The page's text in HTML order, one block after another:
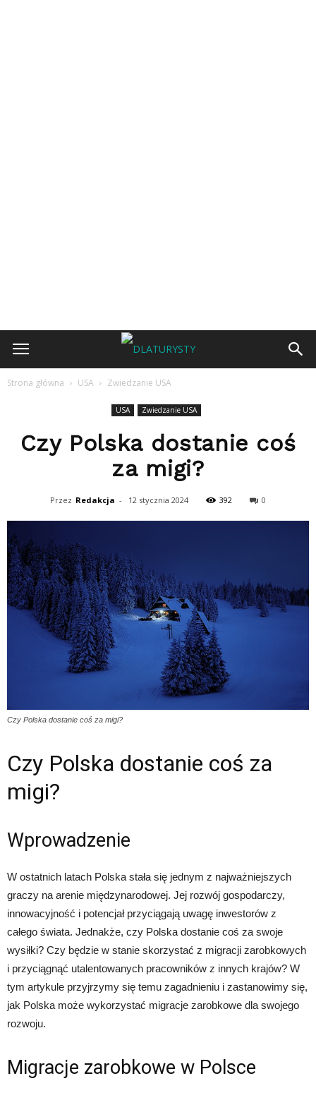
Strona główna USA Zwiedzanie USA
USA Zwiedzanie USA
Czy Polska dostanie coś
za migi?
Przez Redakcja - 12 stycznia 2024 392 0
Czy Polska dostanie coś za migi?
Czy Polska dostanie coś za
migi?
Wprowadzenie
W ostatnich latach Polska stała się jednym z najważniejszych
graczy na arenie międzynarodowej. Jej rozwój gospodarczy,
innowacyjność i potencjał przyciągają uwagę inwestorów z
całego świata. Jednakże, czy Polska dostanie coś za swoje
wysiłki? Czy będzie w stanie skorzystać z migracji zarobkowych
i przyciągnąć utalentowanych pracowników z innych krajów? W
tym artykule przyjrzymy się temu zagadnieniu i zastanowimy się,
jak Polska może wykorzystać migracje zarobkowe dla swojego
rozwoju.
Migracje zarobkowe w Polsce